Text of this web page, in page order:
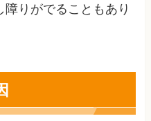
障りがでることもあり